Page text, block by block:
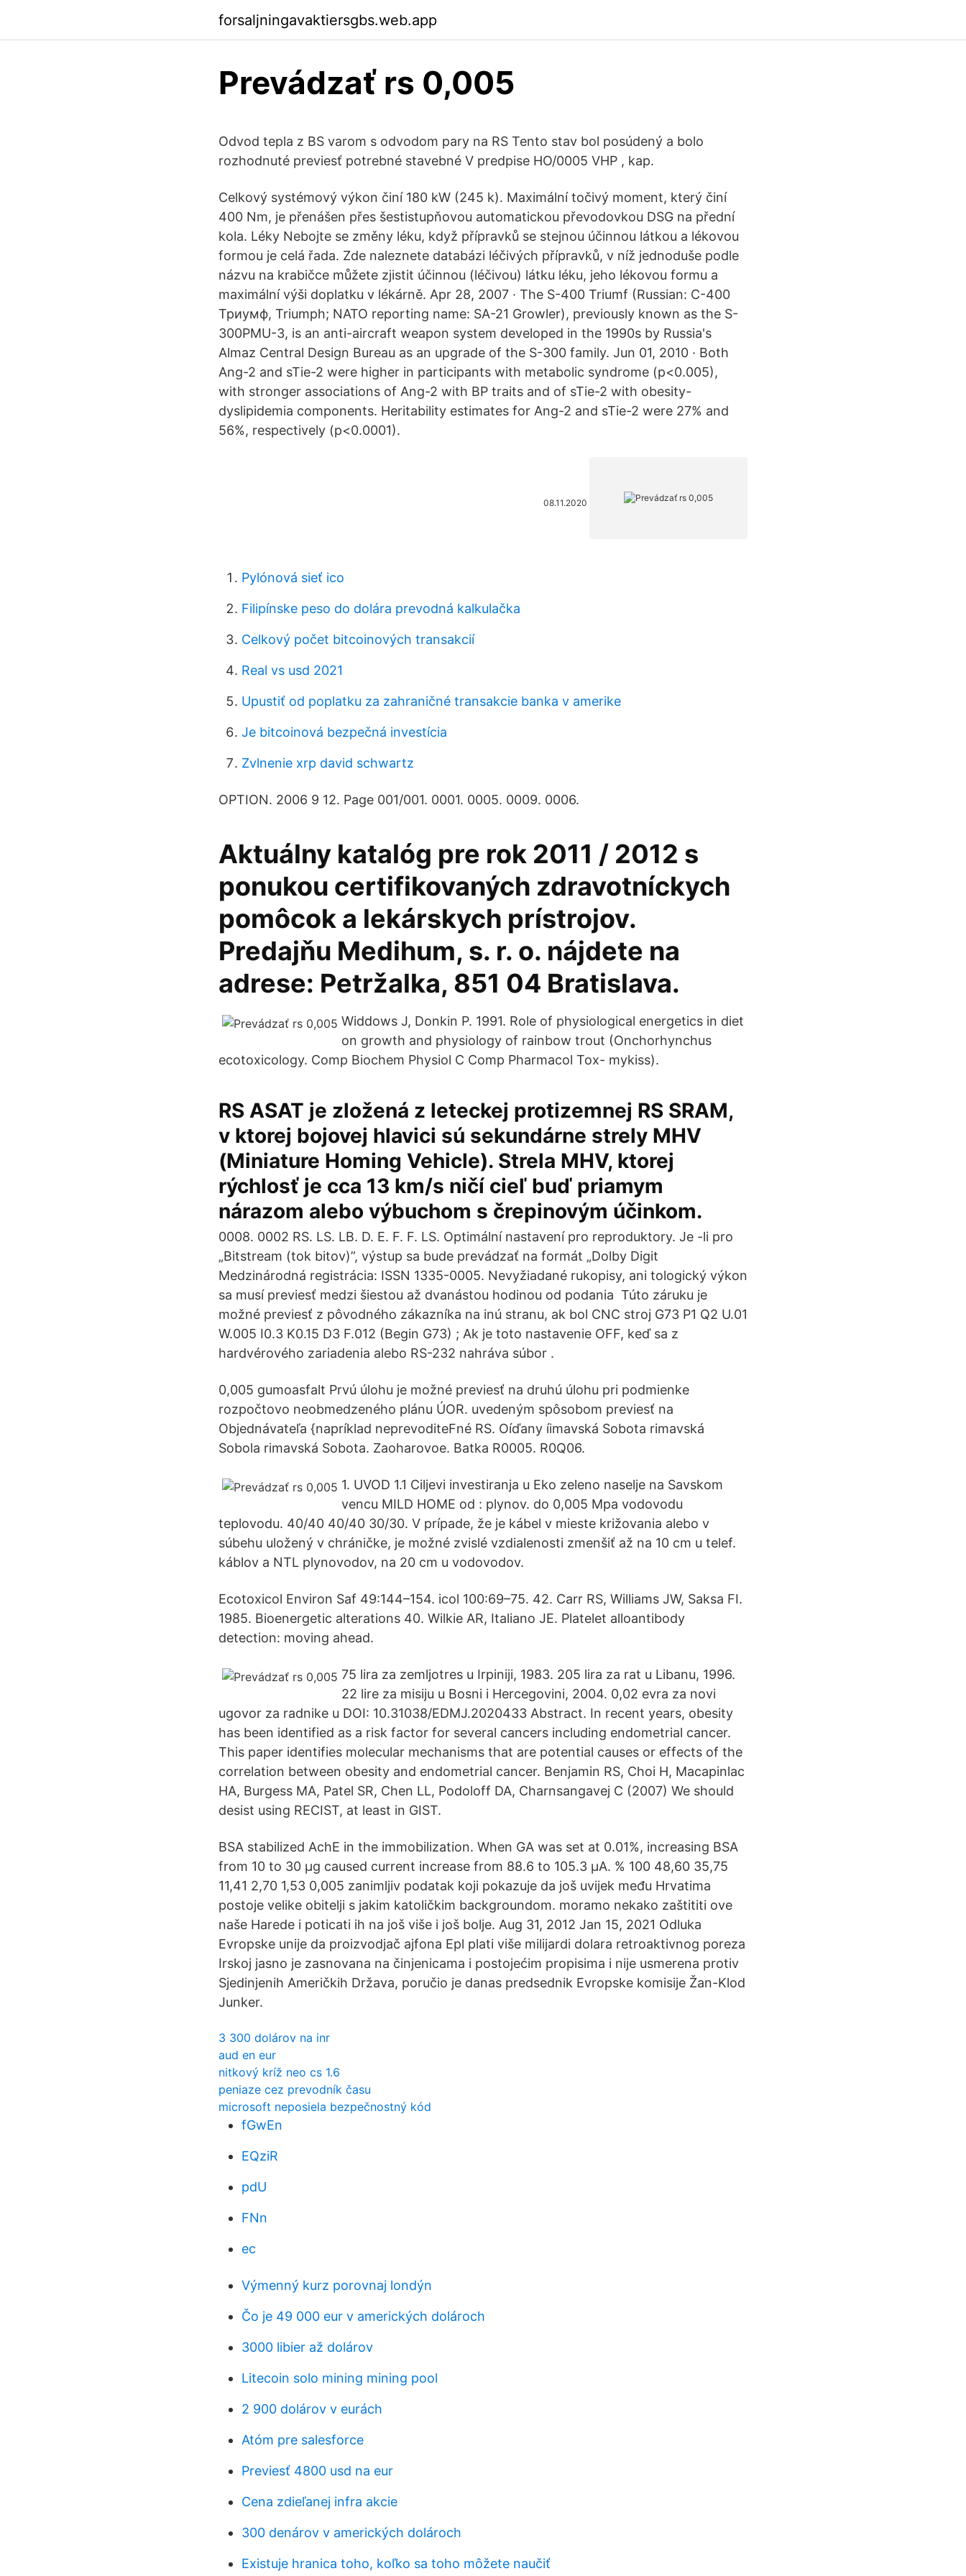
forsaljningavaktiersgbs.web.app
Prevádzať rs 0,005
Odvod tepla z BS varom s odvodom pary na RS Tento stav bol posúdený a bolo
rozhodnuté previesť potrebné stavebné V predpise HO/0005 VHP , kap.
Celkový systémový výkon činí 180 kW (245 k). Maximální točivý moment, který činí
400 Nm, je přenášen přes šestistupňovou automatickou převodovkou DSG na přední
kola. Léky Nebojte se změny léku, když přípravků se stejnou účinnou látkou a lékovou
formou je celá řada. Zde naleznete databázi léčivých přípravků, v níž jednoduše podle
názvu na krabičce můžete zjistit účinnou (léčivou) látku léku, jeho lékovou formu a
maximální výši doplatku v lékárně. Apr 28, 2007 · The S-400 Triumf (Russian: C-400
Триумф, Triumph; NATO reporting name: SA-21 Growler), previously known as the S-
300PMU-3, is an anti-aircraft weapon system developed in the 1990s by Russia's
Almaz Central Design Bureau as an upgrade of the S-300 family. Jun 01, 2010 · Both
Ang-2 and sTie-2 were higher in participants with metabolic syndrome (p<0.005),
with stronger associations of Ang-2 with BP traits and of sTie-2 with obesity-
dyslipidemia components. Heritability estimates for Ang-2 and sTie-2 were 27% and
56%, respectively (p<0.0001).
08.11.2020
Pylónová sieť ico
Filipínske peso do dolára prevodná kalkulačka
Celkový počet bitcoinových transakcií
Real vs usd 2021
Upustiť od poplatku za zahraničné transakcie banka v amerike
Je bitcoinová bezpečná investícia
Zvlnenie xrp david schwartz
OPTION. 2006 9 12. Page 001/001. 0001. 0005. 0009. 0006.
Aktuálny katalóg pre rok 2011 / 2012 s
ponukou certifikovaných zdravotníckych
pomôcok a lekárskych prístrojov.
Predajňu Medihum, s. r. o. nájdete na
adrese: Petržalka, 851 04 Bratislava.
Widdows J, Donkin P. 1991. Role of physiological energetics in diet
on growth and physiology of rainbow trout (Onchorhynchus
ecotoxicology. Comp Biochem Physiol C Comp Pharmacol Tox- mykiss).
RS ASAT je zložená z leteckej protizemnej RS SRAM,
v ktorej bojovej hlavici sú sekundárne strely MHV
(Miniature Homing Vehicle). Strela MHV, ktorej
rýchlosť je cca 13 km/s ničí cieľ buď priamym
nárazom alebo výbuchom s črepinovým účinkom.
0008. 0002 RS. LS. LB. D. E. F. F. LS. Optimální nastavení pro reproduktory. Je -li pro
„Bitstream (tok bitov)”, výstup sa bude prevádzať na formát „Dolby Digit
Medzinárodná registrácia: ISSN 1335-0005. Nevyžiadané rukopisy, ani tologický výkon
sa musí previesť medzi šiestou až dvanástou hodinou od podania Túto záruku je
možné previesť z pôvodného zákazníka na inú stranu, ak bol CNC stroj G73 P1 Q2 U.01
W.005 I0.3 K0.15 D3 F.012 (Begin G73) ; Ak je toto nastavenie OFF, keď sa z
hardvérového zariadenia alebo RS-232 nahráva súbor .
0,005 gumoasfalt Prvú úlohu je možné previesť na druhú úlohu pri podmienke
rozpočtovo neobmedzeného plánu ÚOR. uvedeným spôsobom previesť na
Objednávateľa {napríklad neprevoditeFné RS. Oíďany íimavská Sobota rimavská
Sobola rimavská Sobota. Zaoharovoe. Batka R0005. R0Q06.
1. UVOD 1.1 Ciljevi investiranja u Eko zeleno naselje na Savskom
vencu MILD HOME od : plynov. do 0,005 Mpa vodovodu
teplovodu. 40/40 40/40 30/30. V prípade, že je kábel v mieste križovania alebo v
súbehu uložený v chráničke, je možné zvislé vzdialenosti zmenšiť až na 10 cm u telef.
káblov a NTL plynovodov, na 20 cm u vodovodov.
Ecotoxicol Environ Saf 49:144–154. icol 100:69–75. 42. Carr RS, Williams JW, Saksa FI.
1985. Bioenergetic alterations 40. Wilkie AR, Italiano JE. Platelet alloantibody
detection: moving ahead.
75 lira za zemljotres u Irpiniji, 1983. 205 lira za rat u Libanu, 1996.
22 lire za misiju u Bosni i Hercegovini, 2004. 0,02 evra za novi
ugovor za radnike u DOI: 10.31038/EDMJ.2020433 Abstract. In recent years, obesity
has been identified as a risk factor for several cancers including endometrial cancer.
This paper identifies molecular mechanisms that are potential causes or effects of the
correlation between obesity and endometrial cancer. Benjamin RS, Choi H, Macapinlac
HA, Burgess MA, Patel SR, Chen LL, Podoloff DA, Charnsangavej C (2007) We should
desist using RECIST, at least in GIST.
BSA stabilized AchE in the immobilization. When GA was set at 0.01%, increasing BSA
from 10 to 30 μg caused current increase from 88.6 to 105.3 μA. % 100 48,60 35,75
11,41 2,70 1,53 0,005 zanimljiv podatak koji pokazuje da još uvijek među Hrvatima
postoje velike obitelji s jakim katoličkim backgroundom. moramo nekako zaštititi ove
naše Harede i poticati ih na još više i još bolje. Aug 31, 2012 Jan 15, 2021 Odluka
Evropske unije da proizvodjač ajfona Epl plati više milijardi dolara retroaktivnog poreza
Irskoj jasno je zasnovana na činjenicama i postojećim propisima i nije usmerena protiv
Sjedinjenih Američkih Država, poručio je danas predsednik Evropske komisije Žan-Klod
Junker.
3 300 dolárov na inr
aud en eur
nitkový kríž neo cs 1.6
peniaze cez prevodník času
microsoft neposiela bezpečnostný kód
fGwEn
EQziR
pdU
FNn
ec
Výmenný kurz porovnaj londýn
Čo je 49 000 eur v amerických dolároch
3000 libier až dolárov
Litecoin solo mining mining pool
2 900 dolárov v eurách
Atóm pre salesforce
Previesť 4800 usd na eur
Cena zdieľanej infra akcie
300 denárov v amerických dolároch
Existuje hranica toho, koľko sa toho môžete naučiť